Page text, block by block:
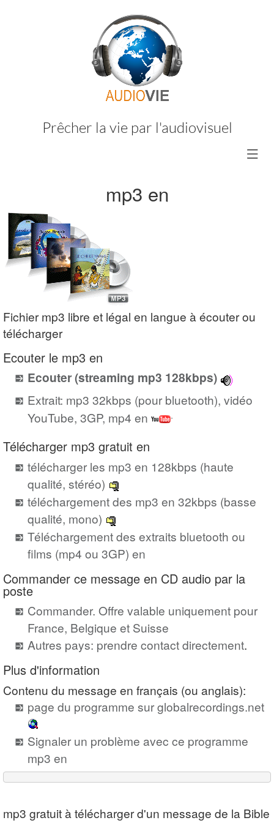
Prêcher la vie par l'audiovisuel
mp3 en
Fichier mp3 libre et légal en langue à écouter ou
télécharger
Ecouter le mp3 en
Ecouter (streaming mp3 128kbps)
Extrait: mp3 32kbps (pour bluetooth), vidéo
YouTube, 3GP, mp4 en
Télécharger mp3 gratuit en
télécharger les mp3 en 128kbps (haute
qualité, stéréo)
téléchargement des mp3 en 32kbps (basse
qualité, mono)
Téléchargement des extraits bluetooth ou
films (mp4 ou 3GP) en
Commander ce message en CD audio par la
poste
Commander. Offre valable uniquement pour
France, Belgique et Suisse
Autres pays: prendre contact directement.
Plus d'information
Contenu du message en français (ou anglais):
page du programme sur globalrecordings.net
Signaler un problème avec ce programme
mp3 en
mp3 gratuit à télécharger d'un message de la Bible